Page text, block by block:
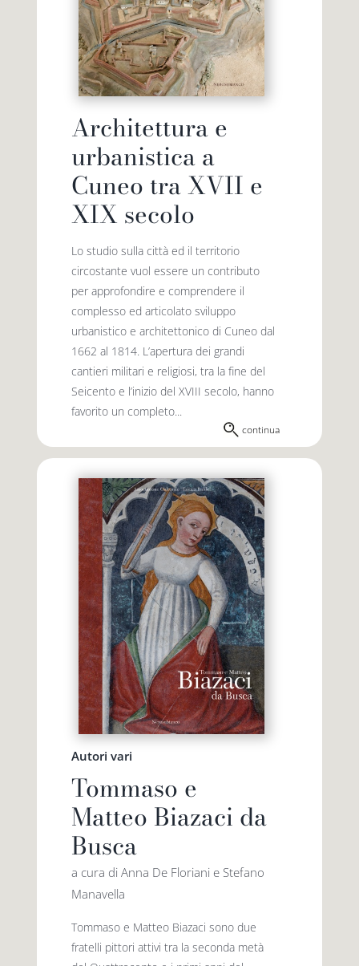
Architettura e
urbanistica a
Cuneo tra XVII e
XIX secolo
Lo studio sulla città ed il territorio
circostante vuol essere un contributo
per approfondire e comprendere il
complesso ed articolato sviluppo
urbanistico e architettonico di Cuneo dal
1662 al 1814. L’apertura dei grandi
cantieri militari e religiosi, tra la fine del
Seicento e l’inizio del XVIII secolo, hanno
favorito un completo...
continua
Autori vari
Tommaso e
Matteo Biazaci da
Busca
a cura di Anna De Floriani e Stefano
Manavella
Tommaso e Matteo Biazaci sono due
fratelli pittori attivi tra la seconda metà